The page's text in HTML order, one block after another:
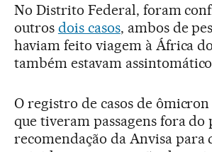
No Distrito Federal, foram
outros dois casos, ambos de
haviam feito viagem à África
também estavam
O registro de casos de
que tiveram passagens fora do
recomendação da Anvisa para